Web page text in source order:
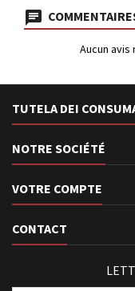
Aucun
TUTELA DEI
NOTRE SOCIÉTÉ
VOTRE COMPTE
CONTACT